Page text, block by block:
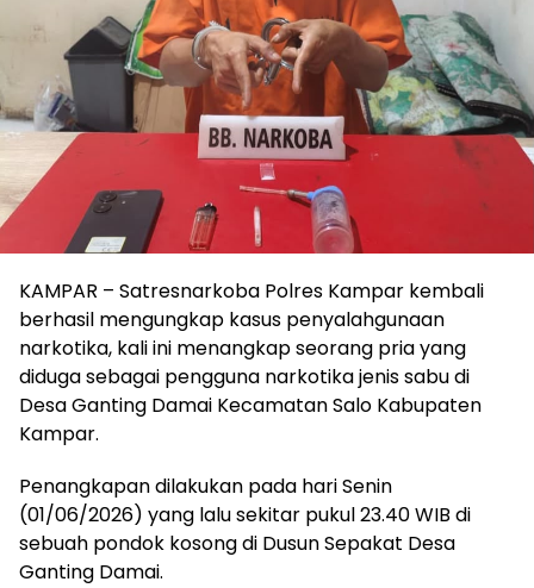
KAMPAR – Satresnarkoba Polres Kampar kembali
berhasil mengungkap kasus penyalahgunaan
narkotika, kali ini menangkap seorang pria yang
diduga sebagai pengguna narkotika jenis sabu di
Desa Ganting Damai Kecamatan Salo Kabupaten
Kampar.
Penangkapan dilakukan pada hari Senin
(01/06/2026) yang lalu sekitar pukul 23.40 WIB di
sebuah pondok kosong di Dusun Sepakat Desa
Ganting Damai.